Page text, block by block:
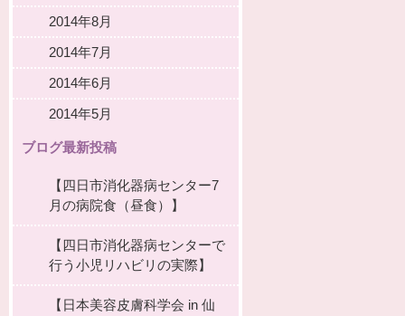
2014年8月
2014年7月
2014年6月
2014年5月
ブログ最新投稿
【四日市消化器病センター7
月の病院食（昼食）】
【四日市消化器病センターで
行う小児リハビリの実際】
【日本美容皮膚科学会 in 仙